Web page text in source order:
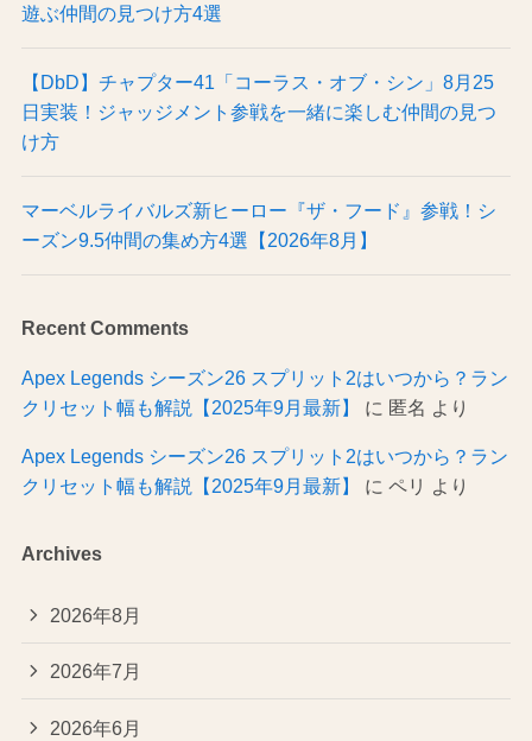
遊ぶ仲間の見つけ方4選
【DbD】チャプター41「コーラス・オブ・シン」8月25
日実装！ジャッジメント参戦を一緒に楽しむ仲間の見つ
け方
マーベルライバルズ新ヒーロー『ザ・フード』参戦！シ
ーズン9.5仲間の集め方4選【2026年8月】
Recent Comments
Apex Legends シーズン26 スプリット2はいつから？ラン
クリセット幅も解説【2025年9月最新】
に 匿名 より
Apex Legends シーズン26 スプリット2はいつから？ラン
クリセット幅も解説【2025年9月最新】
に ペリ より
Archives
2026年8月
2026年7月
2026年6月